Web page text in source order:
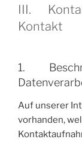
III.
Kontakt
1.
Auf unserer
vorhanden,